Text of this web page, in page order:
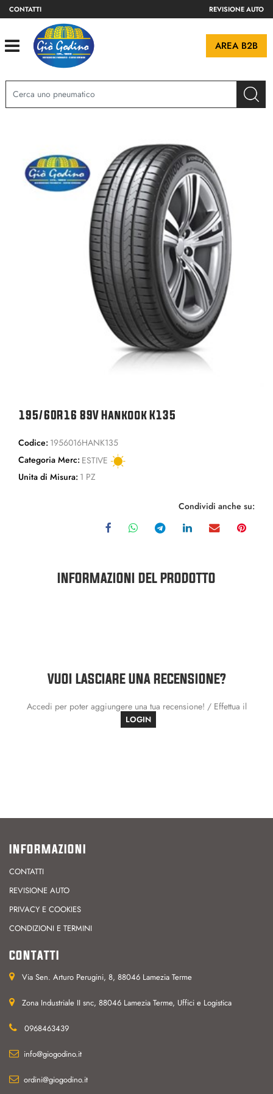
CONTATTI REVISIONE AUTO
Open AREA B2B
195/60R16 89V Hankook K135
Codice: 1956016HANK135
Categoria Merc: ESTIVE
Unita di Misura: 1 PZ
Condividi anche su:
INFORMAZIONI DEL PRODOTTO
VUOI LASCIARE UNA RECENSIONE?
Accedi per poter aggiungere una tua recensione! / Effettua il
LOGIN
INFORMAZIONI
CONTATTI
REVISIONE AUTO
PRIVACY E COOKIES
CONDIZIONI E TERMINI
CONTATTI
Via Sen. Arturo Perugini, 8, 88046 Lamezia Terme
Zona Industriale II snc, 88046 Lamezia Terme, Uffici e Logistica
0968463439
info@giogodino.it
ordini@giogodino.it